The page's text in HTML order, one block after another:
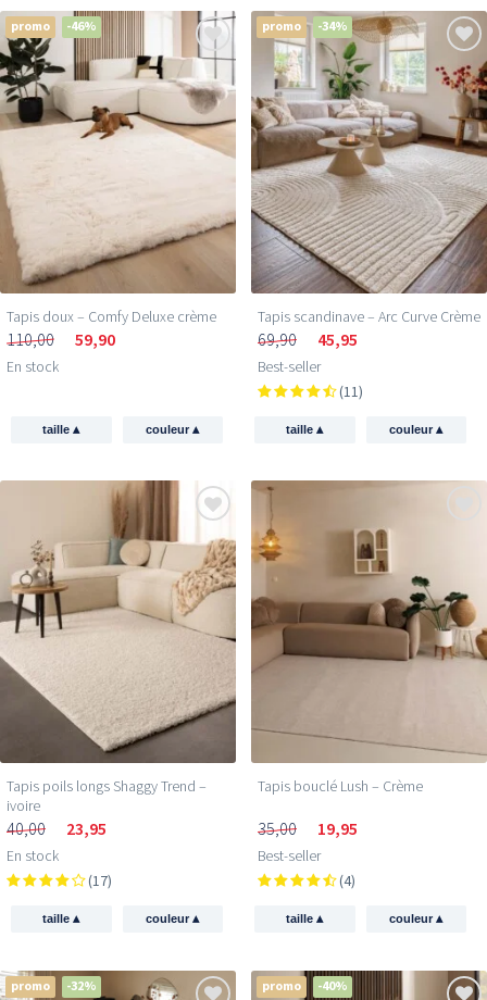
promo -46%
Tapis doux – Comfy Deluxe crème
110,00 59,90
En stock
taille▴ couleur▴
promo -34%
Tapis scandinave – Arc Curve Crème
69,90 45,95
Best-seller
(11)
taille▴ couleur▴
Tapis poils longs Shaggy Trend –
ivoire
40,00 23,95
En stock
(17)
taille▴ couleur▴
Tapis bouclé Lush – Crème
35,00 19,95
Best-seller
(4)
taille▴ couleur▴
promo -32% promo -40%